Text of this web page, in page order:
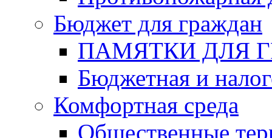
Бюджет для граждан
ПАМЯТКИ ДЛЯ
Бюджетная и
Комфортная среда
Общественные